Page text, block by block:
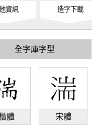
資訊 造字下載
全字庫字型
體 宋體